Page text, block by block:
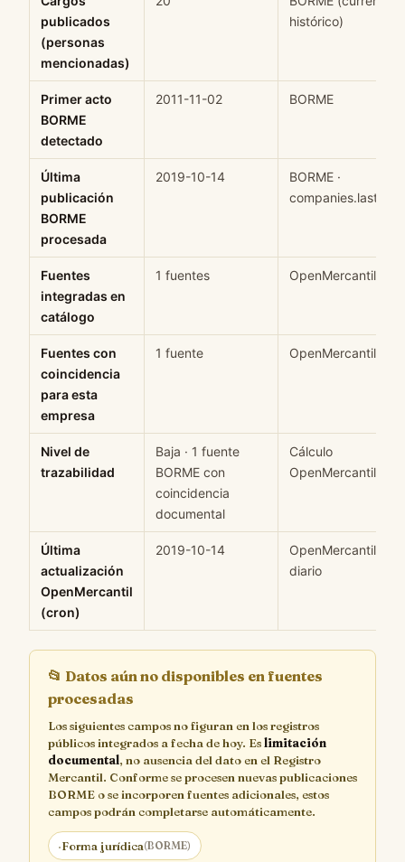
publicados
(personas
mencionadas)
histórico)
Primer acto
BORME
detectado
2011-11-02 BORME
Última
publicación
BORME
procesada
2019-10-14
BORME ·
Fuentes
integradas en
catálogo
1 fuentes OpenMercantil
Fuentes con
coincidencia
para esta
empresa
1 fuente OpenMercantil
Nivel de
trazabilidad
Baja · 1 fuente
BORME con
coincidencia
documental
Cálculo
OpenMercantil
Última
actualización
OpenMercantil
(cron)
2019-10-14
OpenMercantil cron
diario
📂 Datos aún no disponibles en fuentes
procesadas
Los siguientes campos no figuran en los registros
públicos integrados a fecha de hoy. Eslimitación
documental, no ausencia del dato en el Registro
Mercantil. Conforme se procesen nuevas publicaciones
BORME o se incorporen fuentes adicionales, estos
campos podrán completarse automáticamente.
·Forma jurídica(BORME)